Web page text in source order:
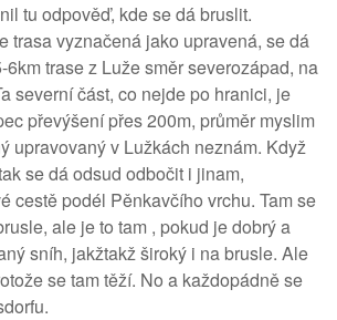
tu odpověď, kde se dá bruslit.
trasa vyznačená jako upravená, se dá
6km trase z Luže směr severozápad, na
severní část, co nejde po hranici, je
převýšení přes 200m, průměr myslim
upravovaný v Lužkách neznám. Když
se dá odsud odbočit i jinam,
cestě podél Pěnkavčího vrchu. Tam se
ale je to tam , pokud je dobrý a
sníh, jakžtakž široký i na brusle. Ale
se tam těží. No a každopádně se